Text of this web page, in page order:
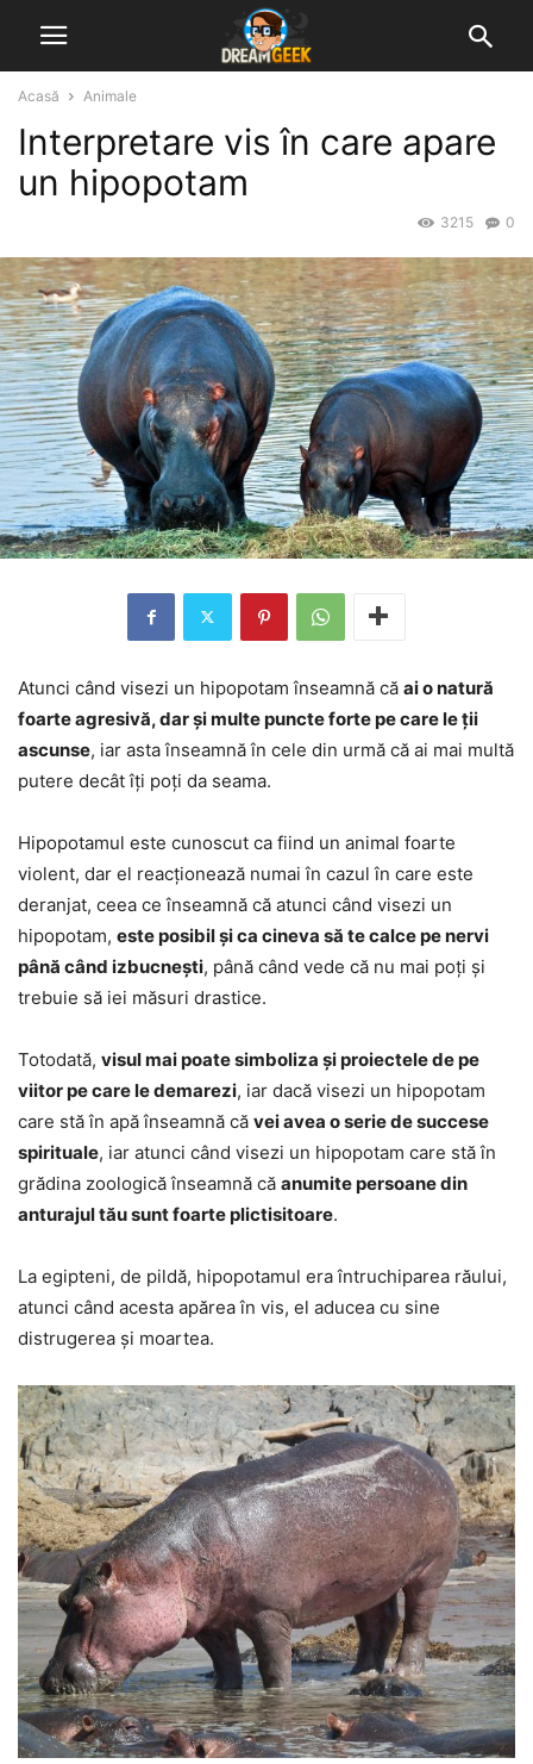
Acasă Animale
Interpretare vis în care apare
un hipopotam
0
3215
Atunci când visezi un hipopotam înseamnă că ai o natură
foarte agresivă, dar și multe puncte forte pe care le ții
ascunse, iar asta înseamnă în cele din urmă că ai mai multă
putere decât îți poți da seama.
Hipopotamul este cunoscut ca fiind un animal foarte
violent, dar el reacționează numai în cazul în care este
deranjat, ceea ce înseamnă că atunci când visezi un
hipopotam, este posibil și ca cineva să te calce pe nervi
până când izbucnești, până când vede că nu mai poți și
trebuie să iei măsuri drastice.
Totodată, visul mai poate simboliza și proiectele de pe
viitor pe care le demarezi, iar dacă visezi un hipopotam
care stă în apă înseamnă că vei avea o serie de succese
spirituale, iar atunci când visezi un hipopotam care stă în
grădina zoologică înseamnă că anumite persoane din
anturajul tău sunt foarte plictisitoare.
La egipteni, de pildă, hipopotamul era întruchiparea răului,
atunci când acesta apărea în vis, el aducea cu sine
distrugerea și moartea.